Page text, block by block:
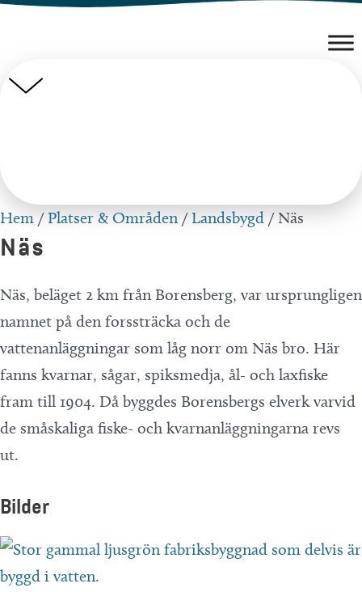
Hoppa
Hem /Platser & Områden/ Landsbygd /Näs
Näs
Näs, beläget 2 km från Borensberg, var ursprungligen
namnet på den forssträcka och de
vattenanläggningar som låg norr om Näs bro. Här
fanns kvarnar, sågar, spiksmedja, ål- och lax­fiske
fram till 1904. Då byggdes Borensbergs elverk varvid
de småskaliga fiske- och kvarnanläggningarna revs
ut.
Bilder